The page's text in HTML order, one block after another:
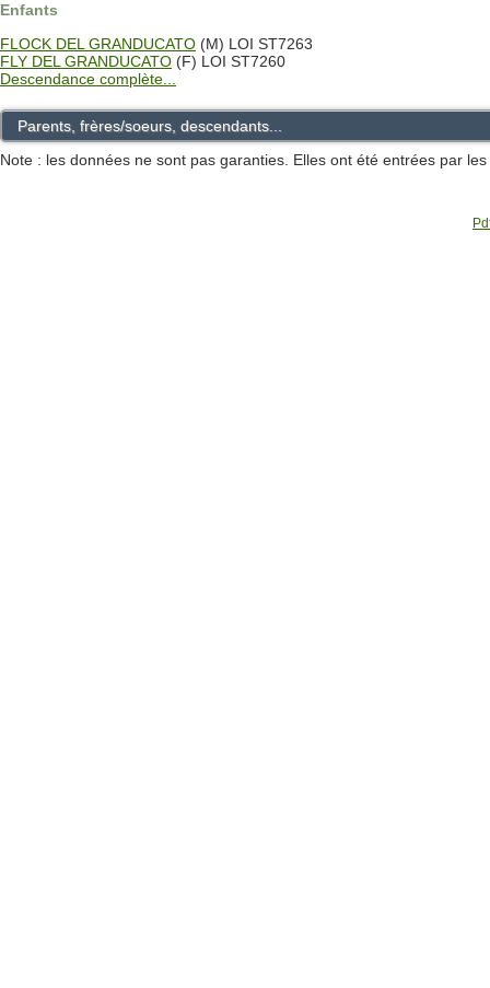
Enfants
FLOCK DEL GRANDUCATO (M) LOI ST7263
FLY DEL GRANDUCATO (F) LOI ST7260
Descendance complète...
Parents, frères/soeurs, descendants...
Note : les données ne sont pas garanties. Elles ont été entrées par